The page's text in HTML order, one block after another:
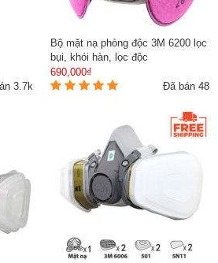
3.7k
Bộ mặt nạ phòng độc 3M 6200 lọc
bụi, khói hàn, lọc độc
690,000₫
Đã bán 48